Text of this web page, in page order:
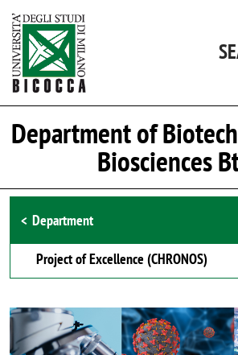
Department of
Biosciences
Browse the section
Department
Project of Excellence (CHRONOS)
Image